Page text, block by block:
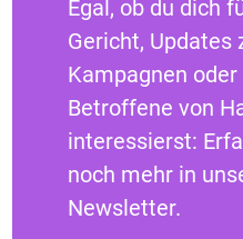
Moderatorin
Sawsan Chebli,
Jessica Rosenthal
der Jusos
Alexandra Geese
Europäischen
Egal, ob du dich
Gericht, Updates
Kampagnen
Betroffene von
interessierst:
noch mehr in
Newsletter.